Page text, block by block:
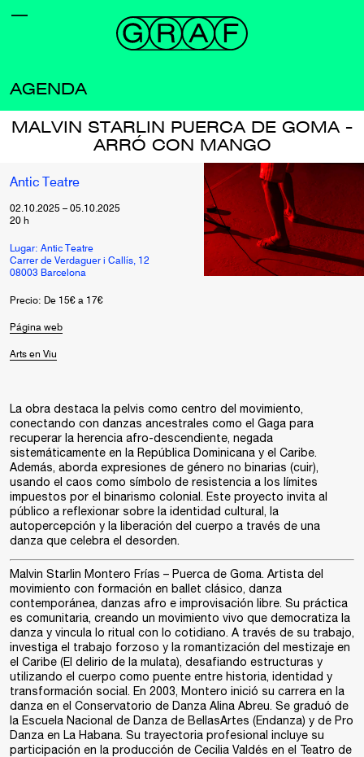
AGENDA
MALVIN STARLIN PUERCA DE GOMA -
ARRÓ CON MANGO
Antic Teatre
02.10.2025 – 05.10.2025
20 h
Lugar: Antic Teatre
Carrer de Verdaguer i Callís, 12
08003 Barcelona
Precio: De 15€ a 17€
Página web
Arts en Viu
La obra destaca la pelvis como centro del movimiento,
conectando con danzas ancestrales como el Gaga para
recuperar la herencia afro-descendiente, negada
sistemáticamente en la República Dominicana y el Caribe.
Además, aborda expresiones de género no binarias (cuir),
usando el caos como símbolo de resistencia a los límites
impuestos por el binarismo colonial. Este proyecto invita al
público a reflexionar sobre la identidad cultural, la
autopercepción y la liberación del cuerpo a través de una
danza que celebra el desorden.
Malvin Starlin Montero Frías – Puerca de Goma. Artista del
movimiento con formación en ballet clásico, danza
contemporánea, danzas afro e improvisación libre. Su práctica
es comunitaria, creando un movimiento vivo que democratiza la
danza y vincula lo ritual con lo cotidiano. A través de su trabajo,
investiga el trabajo forzoso y la romantización del mestizaje en
el Caribe (El delirio de la mulata), desafiando estructuras y
utilizando el cuerpo como puente entre historia, identidad y
transformación social. En 2003, Montero inició su carrera en la
danza en el Conservatorio de Danza Alina Abreu. Se graduó de
la Escuela Nacional de Danza de BellasArtes (Endanza) y de Pro
Danza en La Habana. Su trayectoria profesional incluye su
participación en la producción de Cecilia Valdés en el Teatro de